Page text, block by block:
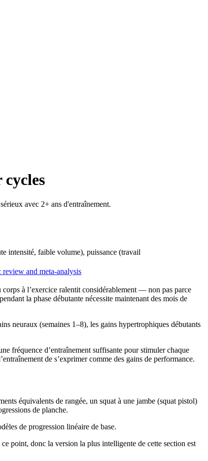
avec 2+ ans d'entraînement.
intensité, faible volume), puissance (travail
review and meta-analysis
à l’exercice ralentit considérablement — non pas parce
la phase débutante nécessite maintenant des mois de
neuraux (semaines 1–8), les gains hypertrophiques débutants
fréquence d’entraînement suffisante pour stimuler chaque
de s’exprimer comme des gains de performance.
équivalents de rangée, un squat à une jambe (squat pistol)
de planche.
de progression linéaire de base.
point, donc la version la plus intelligente de cette section est